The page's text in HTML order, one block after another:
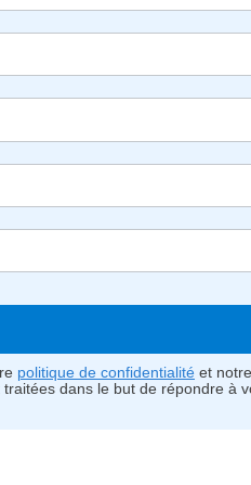
politique de confidentialité et
dans le but de répondre à